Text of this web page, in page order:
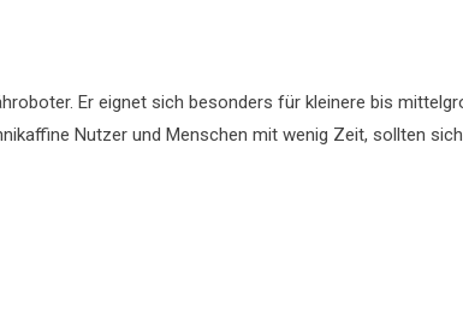
Er eignet sich besonders für kleinere bis
Nutzer und Menschen mit wenig Zeit, sollten